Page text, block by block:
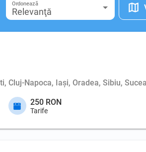
Ordonează
Relevanţă
Cluj-Napoca, Iași, Oradea, Sibiu,
250 RON
Tarife